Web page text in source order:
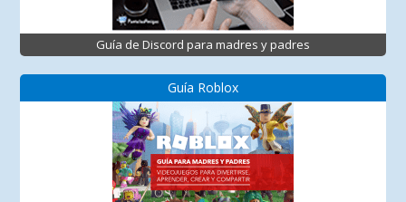
Guía de Discord para madres y padres
Guía Roblox